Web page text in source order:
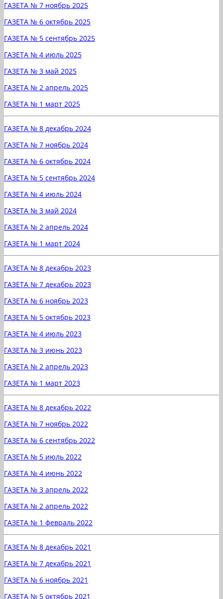
ГАЗЕТА № 7 ноябрь 2025
ГАЗЕТА № 6 октябрь 2025
ГАЗЕТА № 5 сентябрь 2025
ГАЗЕТА № 4 июль 2025
ГАЗЕТА № 3 май 2025
ГАЗЕТА № 2 апрель 2025
ГАЗЕТА № 1 март 2025
ГАЗЕТА № 8 декабрь 2024
ГАЗЕТА № 7 ноябрь 2024
ГАЗЕТА № 6 октябрь 2024
ГАЗЕТА № 5 сентябрь 2024
ГАЗЕТА № 4 июль 2024
ГАЗЕТА № 3 май 2024
ГАЗЕТА № 2 апрель 2024
ГАЗЕТА № 1 март 2024
ГАЗЕТА № 8 декабрь 2023
ГАЗЕТА № 7 декабрь 2023
ГАЗЕТА № 6 ноябрь 2023
ГАЗЕТА № 5 октябрь 2023
ГАЗЕТА № 4 июль 2023
ГАЗЕТА № 3 июнь 2023
ГАЗЕТА № 2 апрель 2023
ГАЗЕТА № 1 март 2023
ГАЗЕТА № 8 декабрь 2022
ГАЗЕТА № 7 ноябрь 2022
ГАЗЕТА № 6 сентябрь 2022
ГАЗЕТА № 5 июль 2022
ГАЗЕТА № 4 июнь 2022
ГАЗЕТА № 3 апрель 2022
ГАЗЕТА № 2 апрель 2022
ГАЗЕТА № 1 февраль 2022
ГАЗЕТА № 8 декабрь 2021
ГАЗЕТА № 7 декабрь 2021
ГАЗЕТА № 6 ноябрь 2021
ГАЗЕТА № 5 октябрь 2021